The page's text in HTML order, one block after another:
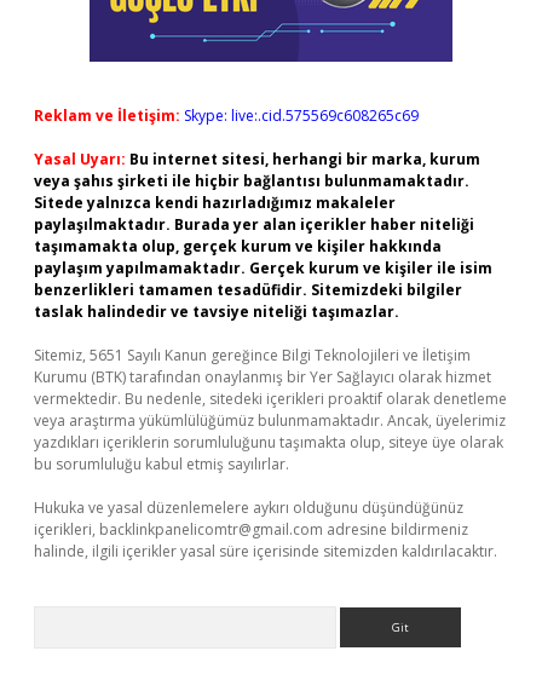
Reklam ve İletişim: Skype: live:.cid.575569c608265c69
Yasal Uyarı: Bu internet sitesi, herhangi bir marka, kurum
veya şahıs şirketi ile hiçbir bağlantısı bulunmamaktadır.
Sitede yalnızca kendi hazırladığımız makaleler
paylaşılmaktadır. Burada yer alan içerikler haber niteliği
taşımamakta olup, gerçek kurum ve kişiler hakkında
paylaşım yapılmamaktadır. Gerçek kurum ve kişiler ile isim
benzerlikleri tamamen tesadüfidir. Sitemizdeki bilgiler
taslak halindedir ve tavsiye niteliği taşımazlar.
Sitemiz, 5651 Sayılı Kanun gereğince Bilgi Teknolojileri ve İletişim
Kurumu (BTK) tarafından onaylanmış bir Yer Sağlayıcı olarak hizmet
vermektedir. Bu nedenle, sitedeki içerikleri proaktif olarak denetleme
veya araştırma yükümlülüğümüz bulunmamaktadır. Ancak, üyelerimiz
yazdıkları içeriklerin sorumluluğunu taşımakta olup, siteye üye olarak
bu sorumluluğu kabul etmiş sayılırlar.
Hukuka ve yasal düzenlemelere aykırı olduğunu düşündüğünüz
içerikleri, backlinkpanelicomtr@gmail.com adresine bildirmeniz
halinde, ilgili içerikler yasal süre içerisinde sitemizden kaldırılacaktır.